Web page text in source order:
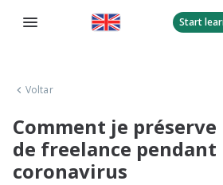
Start
Voltar
Comment je
de freelance pendant
coronavirus